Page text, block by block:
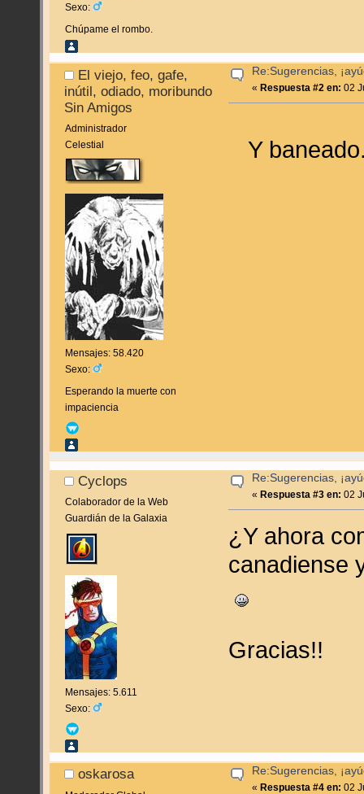
Sexo:
Chúpame el rombo.
El viejo, feo, gafe,
inútil, odiado, moribundo
Sin Amigos
Administrador
Celestial
Mensajes: 58.420
Sexo:
Esperando la muerte con
impaciencia
Re:Sugerencias,
« Respuesta #2 en: 02
Y
Cyclops
Colaborador de la Web
Guardián de la Galaxia
Mensajes: 5.611
Sexo:
Re:Sugerencias,
«Respuesta #3 en: 02
¿Y ahora
canadiense
Gracias!!
oskarosa Re:Sugerencias,
«Respuesta #4 en: 02